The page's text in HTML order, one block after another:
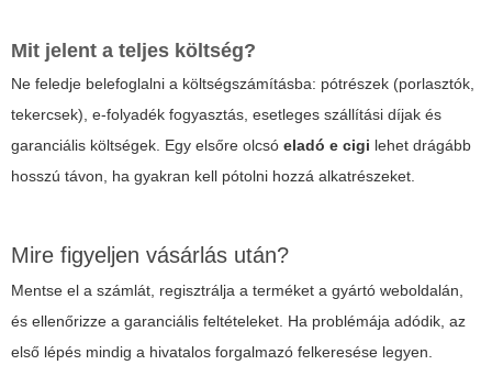
Mit jelent a teljes költség?
Ne feledje belefoglalni a költségszámításba: pótrészek (porlasztók,
tekercsek), e-folyadék fogyasztás, esetleges szállítási díjak és
garanciális költségek. Egy elsőre olcsó eladó e cigi lehet drágább
hosszú távon, ha gyakran kell pótolni hozzá alkatrészeket.
Mire figyeljen vásárlás után?
Mentse el a számlát, regisztrálja a terméket a gyártó weboldalán,
és ellenőrizze a garanciális feltételeket. Ha problémája adódik, az
első lépés mindig a hivatalos forgalmazó felkeresése legyen.